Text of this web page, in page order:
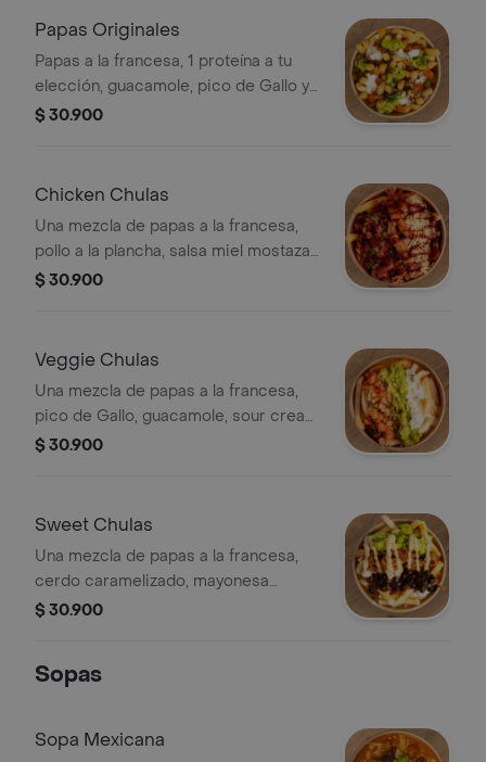
Papas Originales
Papas a la francesa, 1 proteína a tu
elección, guacamole, pico de Gallo y
sour cream.
$ 30.900
Chicken Chulas
Una mezcla de papas a la francesa,
pollo a la plancha, salsa miel mostaza,
pico de Gallo y queso mozarella.
$ 30.900
Veggie Chulas
Una mezcla de papas a la francesa,
pico de Gallo, guacamole, sour cream
y queso mozarella.
$ 30.900
Sweet Chulas
Una mezcla de papas a la francesa,
cerdo caramelizado, mayonesa
Chipotle, frijol dulce y guacamole.
$ 30.900
Sopas
Sopa Mexicana